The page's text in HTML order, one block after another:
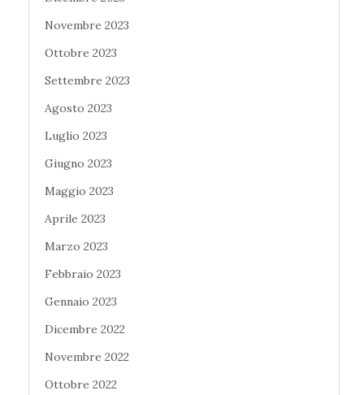
Novembre 2023
Ottobre 2023
Settembre 2023
Agosto 2023
Luglio 2023
Giugno 2023
Maggio 2023
Aprile 2023
Marzo 2023
Febbraio 2023
Gennaio 2023
Dicembre 2022
Novembre 2022
Ottobre 2022